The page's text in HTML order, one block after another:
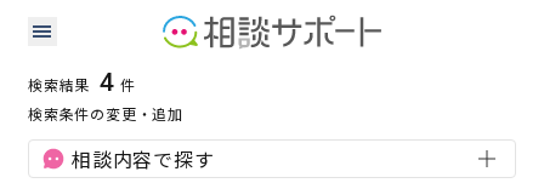
島根県の人事・労務に強い専門家の検索結果
人事・労務
検索結果 4 件
検索条件の変更・追加
相談内容で探す